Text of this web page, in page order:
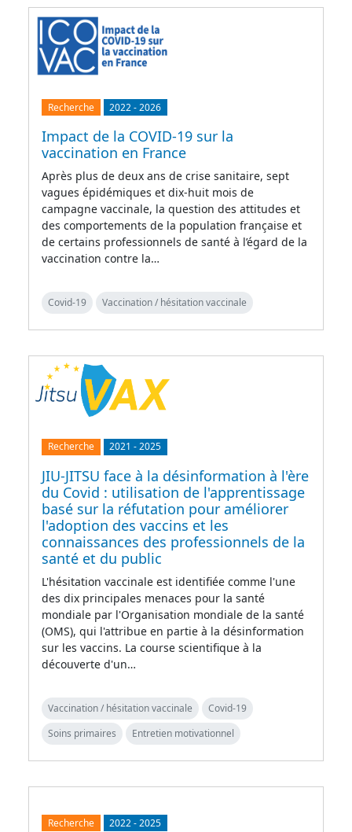
Recherche 2022-2026
Impact de la COVID-19 sur la
vaccination en France
Après plus de deux ans de crise sanitaire, sept
vagues épidémiques et dix-huit mois de
campagne vaccinale, la question des attitudes et
des comportements de la population française et
de certains professionnels de santé à l’égard de la
vaccination contre la…
Covid-19 Vaccination / hésitation vaccinale
Recherche 2021 -2025
JIU-JITSU face à la désinformation à l'ère
du Covid : utilisation de l'apprentissage
basé sur la réfutation pour améliorer
l'adoption des vaccins et les
connaissances des professionnels de la
santé et du public
L'hésitation vaccinale est identifiée comme l'une
des dix principales menaces pour la santé
mondiale par l'Organisation mondiale de la santé
(OMS), qui l'attribue en partie à la désinformation
sur les vaccins. La course scientifique à la
découverte d'un…
Vaccination / hésitation vaccinale
Covid-19
Soins primaires
Entretien motivationnel
Recherche 2022-2025